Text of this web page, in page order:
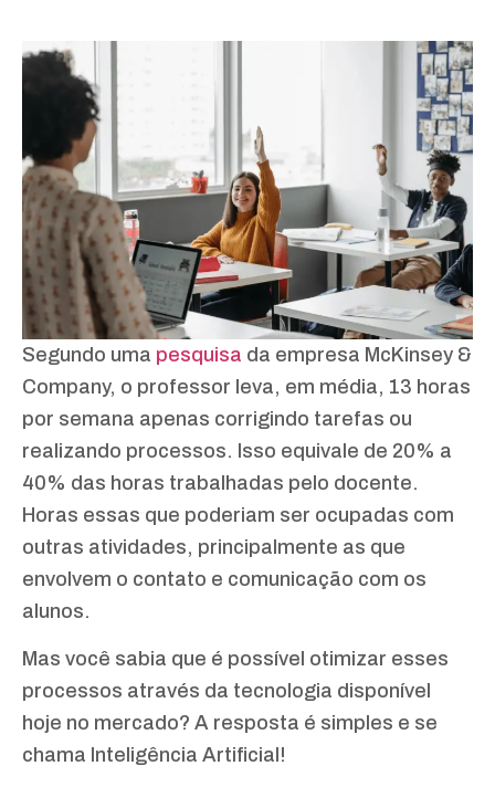
Segundo uma pesquisa da empresa McKinsey &
Company, o professor leva, em média, 13 horas
por semana apenas corrigindo tarefas ou
realizando processos. Isso equivale de 20% a
40% das horas trabalhadas pelo docente.
Horas essas que poderiam ser ocupadas com
outras atividades, principalmente as que
envolvem o contato e comunicação com os
alunos.
Mas você sabia que é possível otimizar esses
processos através da tecnologia disponível
hoje no mercado? A resposta é simples e se
chama Inteligência Artificial!